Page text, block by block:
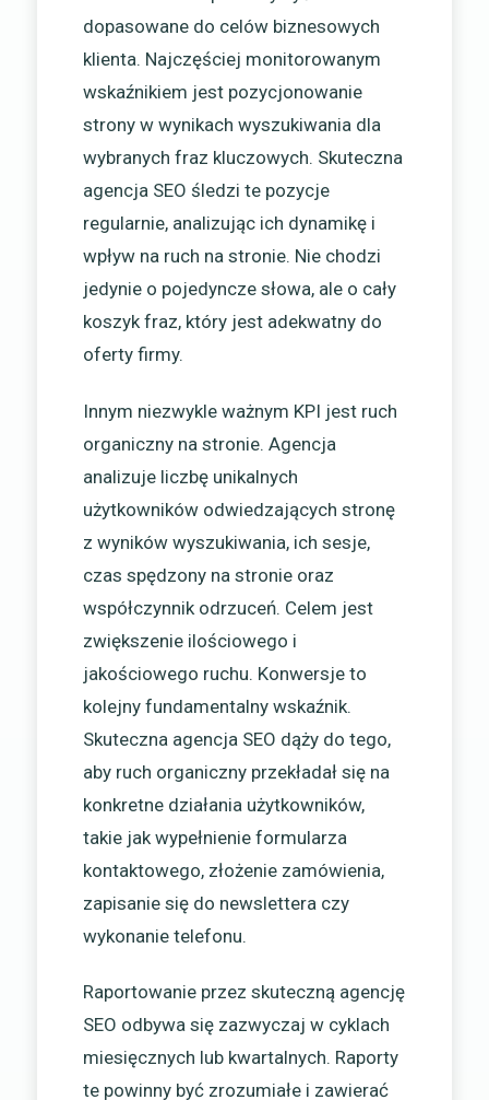
dopasowane do celów biznesowych
klienta. Najczęściej monitorowanym
wskaźnikiem jest pozycjonowanie
strony w wynikach wyszukiwania dla
wybranych fraz kluczowych. Skuteczna
agencja SEO śledzi te pozycje
regularnie, analizując ich dynamikę i
wpływ na ruch na stronie. Nie chodzi
jedynie o pojedyncze słowa, ale o cały
koszyk fraz, który jest adekwatny do
oferty firmy.
Innym niezwykle ważnym KPI jest ruch
organiczny na stronie. Agencja
analizuje liczbę unikalnych
użytkowników odwiedzających stronę
z wyników wyszukiwania, ich sesje,
czas spędzony na stronie oraz
współczynnik odrzuceń. Celem jest
zwiększenie ilościowego i
jakościowego ruchu. Konwersje to
kolejny fundamentalny wskaźnik.
Skuteczna agencja SEO dąży do tego,
aby ruch organiczny przekładał się na
konkretne działania użytkowników,
takie jak wypełnienie formularza
kontaktowego, złożenie zamówienia,
zapisanie się do newslettera czy
wykonanie telefonu.
Raportowanie przez skuteczną agencję
SEO odbywa się zazwyczaj w cyklach
miesięcznych lub kwartalnych. Raporty
te powinny być zrozumiałe i zawierać